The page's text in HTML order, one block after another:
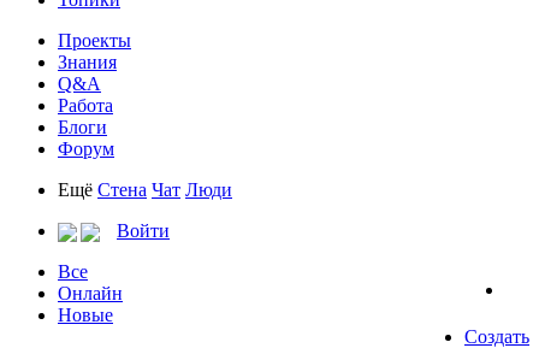
Проекты
Знания
Q&A
Работа
Блоги
Форум
Ещё Стена Чат Люди
Войти
Все
Онлайн
Новые
Создать